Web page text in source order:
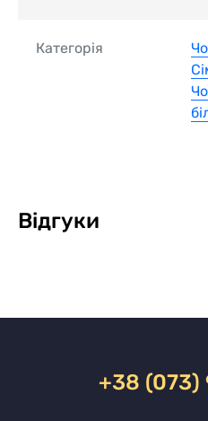
Категорія
Відгуки
+38 (073)